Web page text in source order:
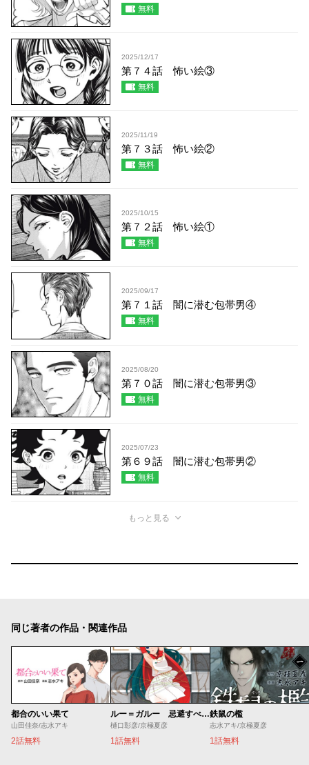
無料
2025/12/17
第７４話 怖い絵③
無料
2025/11/19
第７３話 怖い絵②
無料
2025/10/15
第７２話 怖い絵①
無料
2025/09/17
第７１話 闇に潜む包帯男④
無料
2025/08/20
第７０話 闇に潜む包帯男③
無料
2025/07/23
第６９話 闇に潜む包帯男②
無料
もっと見る
同じ著者の作品・関連作品
都合のいい果て
山田佳奈/志水アキ
2話無料
ルー＝ガルー 忌避すべき狼
樋口彰彦/京極夏彦
1話無料
鉄鼠の檻
志水アキ/京極夏彦
1話無料